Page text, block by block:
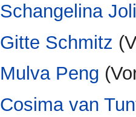
Schangelina
Gitte Schmitz
Mulva Peng
Cosima van